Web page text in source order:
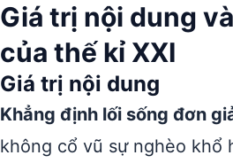
Giá trị nội dung
của thế kỉ XXI
Giá trị nội dung
Khẳng định lối sống đơn
không cổ vũ sự nghèo khổ